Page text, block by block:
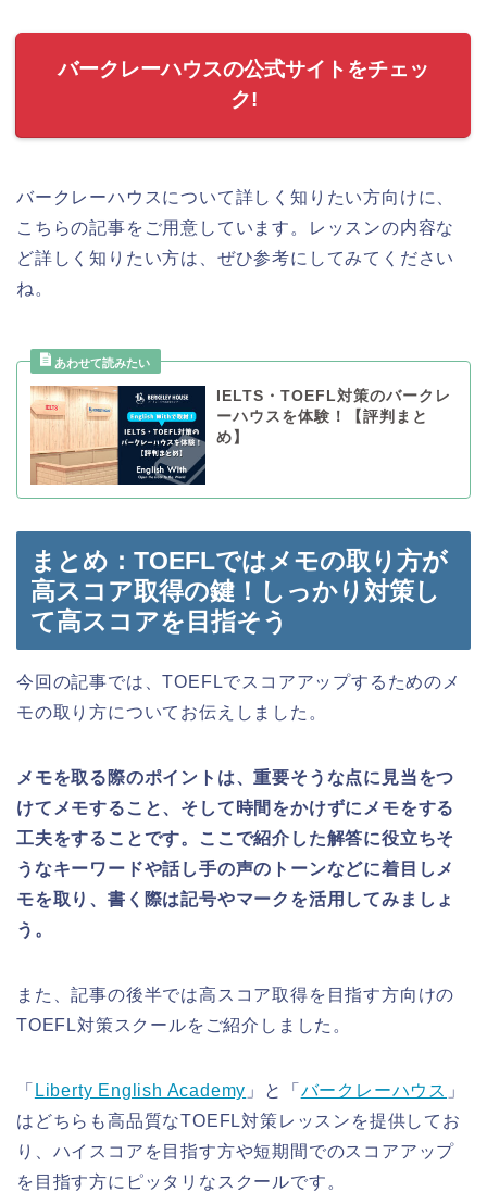
バークレーハウスの公式サイトをチェッ
ク!
バークレーハウスについて詳しく知りたい方向けに、
こちらの記事をご用意しています。レッスンの内容な
ど詳しく知りたい方は、ぜひ参考にしてみてください
ね。
IELTS・TOEFL対策のバークレ
ーハウスを体験！【評判まと
め】
まとめ：TOEFLではメモの取り方が
高スコア取得の鍵！しっかり対策し
て高スコアを目指そう
今回の記事では、TOEFLでスコアアップするためのメ
モの取り方についてお伝えしました。
メモを取る際のポイントは、重要そうな点に見当をつ
けてメモすること、そして時間をかけずにメモをする
工夫をすることです。ここで紹介した解答に役立ちそ
うなキーワードや話し手の声のトーンなどに着目しメ
モを取り、書く際は記号やマークを活用してみましょ
う。
また、記事の後半では高スコア取得を目指す方向けの
TOEFL対策スクールをご紹介しました。
「 Liberty English Academy 」と「 バークレーハウス 」
はどちらも高品質なTOEFL対策レッスンを提供してお
り、ハイスコアを目指す方や短期間でのスコアアップ
を目指す方にピッタリなスクールです。